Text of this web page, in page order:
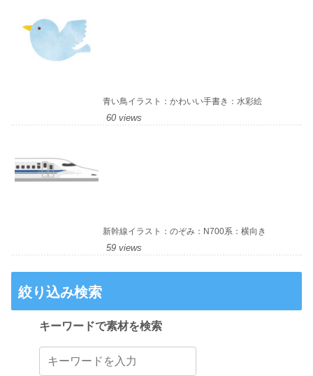
青い鳥イラスト：かわいい手書き：水彩絵
60 views
新幹線イラスト：のぞみ：N700系：横向き
59 views
絞り込み検索
キーワードで素材を検索